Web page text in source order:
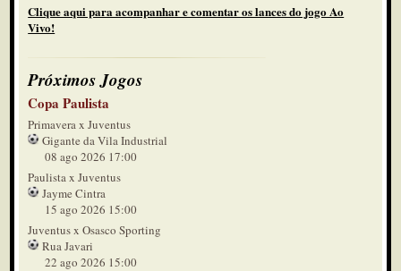
Clique aqui para acompanhar e comentar os lances do jogo Ao
Vivo!
Próximos Jogos
Copa Paulista
Primavera x Juventus
Gigante da Vila Industrial
08 ago 2026 17:00
Paulista x Juventus
Jayme Cintra
15 ago 2026 15:00
Juventus x Osasco Sporting
Rua Javari
22 ago 2026 15:00